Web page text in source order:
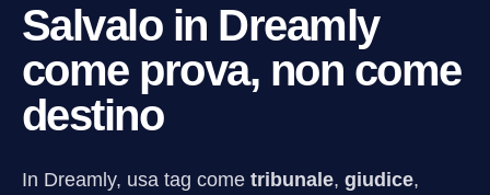
Salvalo in Dreamly
come prova, non come
destino
In Dreamly, usa tag come tribunale, giudice,